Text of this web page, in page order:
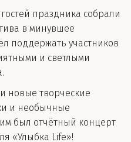
праздника собрали
в минувшее
поддержать участников
и светлыми
новые творческие
и необычные
был отчётный концерт
«Улыбка Life»!